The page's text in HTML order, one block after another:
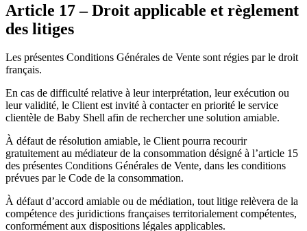
Article 17 – Droit applicable et règlement
des litiges
Les présentes Conditions Générales de Vente sont régies par le droit
français.
En cas de difficulté relative à leur interprétation, leur exécution ou
leur validité, le Client est invité à contacter en priorité le service
clientèle de Baby Shell afin de rechercher une solution amiable.
À défaut de résolution amiable, le Client pourra recourir
gratuitement au médiateur de la consommation désigné à l’article 15
des présentes Conditions Générales de Vente, dans les conditions
prévues par le Code de la consommation.
À défaut d’accord amiable ou de médiation, tout litige relèvera de la
compétence des juridictions françaises territorialement compétentes,
conformément aux dispositions légales applicables.